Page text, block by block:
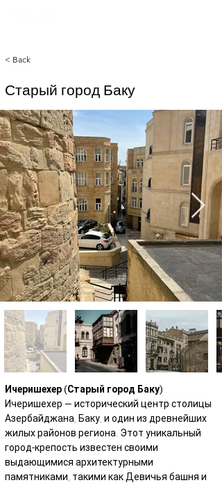
< Back
Старый город Баку
Ичеришехер (Старый город Баку)
Ичеришехер — исторический центр столицы
Азербайджана, Баку, и один из древнейших
жилых районов региона. Этот уникальный
город-крепость известен своими
выдающимися архитектурными
памятниками, такими как Девичья башня и